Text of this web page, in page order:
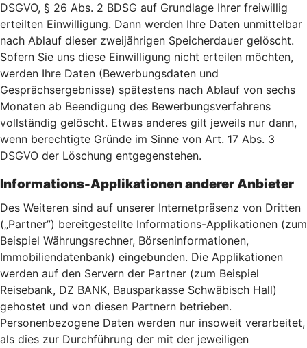
DSGVO, § 26 Abs. 2 BDSG auf Grundlage Ihrer freiwillig
erteilten Einwilligung. Dann werden Ihre Daten unmittelbar
nach Ablauf dieser zweijährigen Speicherdauer gelöscht.
Sofern Sie uns diese Einwilligung nicht erteilen möchten,
werden Ihre Daten (Bewerbungsdaten und
Gesprächsergebnisse) spätestens nach Ablauf von sechs
Monaten ab Beendigung des Bewerbungsverfahrens
vollständig gelöscht. Etwas anderes gilt jeweils nur dann,
wenn berechtigte Gründe im Sinne von Art. 17 Abs. 3
DSGVO der Löschung entgegenstehen.
Informations-Applikationen anderer Anbieter
Des Weiteren sind auf unserer Internetpräsenz von Dritten
(„Partner”) bereitgestellte Informations-Applikationen (zum
Beispiel Währungsrechner, Börseninformationen,
Immobiliendatenbank) eingebunden. Die Applikationen
werden auf den Servern der Partner (zum Beispiel
Reisebank, DZ BANK, Bausparkasse Schwäbisch Hall)
gehostet und von diesen Partnern betrieben.
Personenbezogene Daten werden nur insoweit verarbeitet,
als dies zur Durchführung der mit der jeweiligen